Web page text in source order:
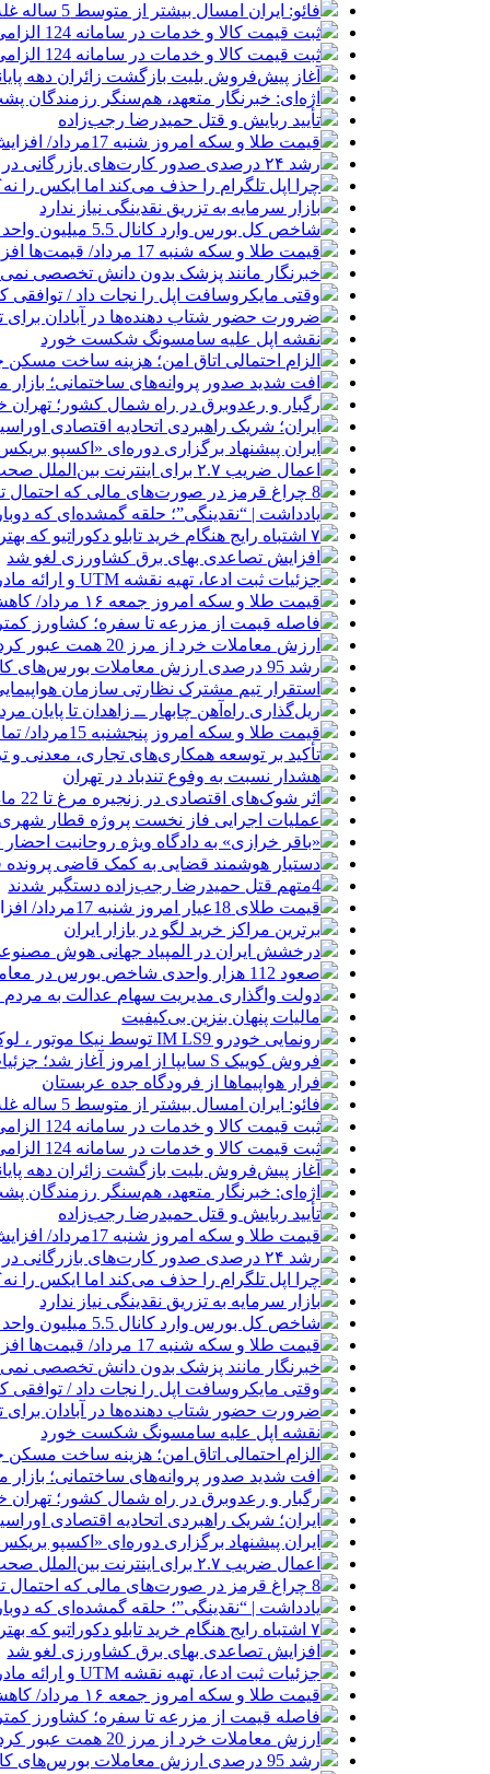
فائو: ایران امسال بیشتر از متوسط 5 ساله غله تولید می‌کند
ثبت قیمت کالا و خدمات در سامانه 124 الزامی شد
ثبت قیمت کالا و خدمات در سامانه 124 الزامی شد
آغاز پیش‌فروش بلیت بازگشت زائران دهه
اژه‌ای: خبرنگار متعهد، هم‌سنگر رزمندگان
تأیید ربایش و قتل حمیدرضا رجب‌زاده
قیمت طلا و سکه امروز شنبه 17مرداد/ افزایش همه قیمت ها + جدول و جزئیات
رشد ۲۴ درصدی صدور کارت‌های بازرگانی در گرگان
چرا اپل تلگرام را حذف می‌کند اما ایکس را
بازار سرمایه به تزریق نقدینگی نیاز ندارد
شاخص کل بورس وارد کانال 5.5 میلیون واحد شد
قیمت طلا و سکه شنبه 17 مرداد/ قیمت‌ها افزایشی
خبرنگار مانند پزشک بدون دانش تخصصی
وقتی مایکروسافت اپل را نجات داد /
ضرورت حضور شتاب ‌دهنده‌ها در آبادان
نقشه اپل علیه سامسونگ شکست خورد
الزام احتمالی اتاق امن؛ هزینه ساخت مسکن
افت شدید صدور پروانه‌های ساختمانی؛
رگبار و رعدوبرق در راه شمال کشور؛
ایران؛ شریک راهبردی اتحادیه اقتصادی
ایران پیشنهاد برگزاری دوره‌ای «اکسپو
اعمال ضریب ۲.۷ برای اینترنت بین‌الملل صحت دارد؟ / واکنش سازمان تنظیم مقررات
8 چراغ قرمز در صورت‌های مالی که احتمال تقلب را آشکار می‌کند
یادداشت | “نقدینگی”؛ حلقه گمشده‌ای که
۷ اشتباه رایج هنگام خرید تابلو دکوراتیو که بهتر است مرتکب نشوید
افزایش تصاعدی بهای برق کشاورزی لغو شد
جزئیات ثبت ادعا، تهیه نقشه UTM و ارائه مادر سند اعلام شد
قیمت طلا و سکه امروز جمعه ۱۶ مرداد/ کاهش قیمت ها+ جدول و جزییات
فاصله قیمت از مزرعه تا سفره؛ کشاورز
ارزش معاملات خرد از مرز 20 همت عبور کرد
رشد 95 درصدی ارزش معاملات بورس‌های کالایی
استقرار تیم مشترک نظارتی سازمان
ریل‌گذاری راه‌آهن چابهار ــ زاهدان تا پایان
قیمت طلا و سکه امروز پنجشنبه 15مرداد/ تمام قیمت ها بر مدار افزایش + جدول
تأکید بر توسعه همکاری‌های تجاری، معدنی و
هشدار نسبت به وفوع تندباد در تهران
اثر شوک‌های اقتصادی در زنجیره مرغ تا 22 ماه باقی می‌ماند
عملیات اجرایی فاز نخست پروژه قطار
«باقر خرازی» به دادگاه ویژه روحانیت
دستیار هوشمند قضایی به کمک قاضی پرونده
4متهم قتل حمیدرضا رجب‌زاده دستگیر شدند
قیمت طلای 18عیار امروز شنبه 17مرداد/ افزایش قیمت + جدول و جزئیات
برترین مراکز خرید لگو در بازار ایران
درخشش ایران در المپیاد جهانی هوش
صعود 112 هزار واحدی شاخص بورس در معاملات امروز
دولت واگذاری مدیریت سهام عدالت به مردم
مالیات پنهان بنزین بی‌کیفیت
رونمایی خودرو IM LS9 توسط نیکا موتور ، لوکس ترین شاسی بلند EREV در ایران
فروش کوییک S سایپا از امروز آغاز شد؛ جزئیات ثبت‌نام و شرایط
فرار هواپیماها از فرودگاه جده عربستان
فائو: ایران امسال بیشتر از متوسط 5 ساله غله تولید می‌کند
ثبت قیمت کالا و خدمات در سامانه 124 الزامی شد
ثبت قیمت کالا و خدمات در سامانه 124 الزامی شد
آغاز پیش‌فروش بلیت بازگشت زائران دهه
اژه‌ای: خبرنگار متعهد، هم‌سنگر رزمندگان
تأیید ربایش و قتل حمیدرضا رجب‌زاده
قیمت طلا و سکه امروز شنبه 17مرداد/ افزایش همه قیمت ها + جدول و جزئیات
رشد ۲۴ درصدی صدور کارت‌های بازرگانی در گرگان
چرا اپل تلگرام را حذف می‌کند اما ایکس را
بازار سرمایه به تزریق نقدینگی نیاز ندارد
شاخص کل بورس وارد کانال 5.5 میلیون واحد شد
قیمت طلا و سکه شنبه 17 مرداد/ قیمت‌ها افزایشی
خبرنگار مانند پزشک بدون دانش تخصصی
وقتی مایکروسافت اپل را نجات داد /
ضرورت حضور شتاب ‌دهنده‌ها در آبادان
نقشه اپل علیه سامسونگ شکست خورد
الزام احتمالی اتاق امن؛ هزینه ساخت مسکن
افت شدید صدور پروانه‌های ساختمانی؛
رگبار و رعدوبرق در راه شمال کشور؛
ایران؛ شریک راهبردی اتحادیه اقتصادی
ایران پیشنهاد برگزاری دوره‌ای «اکسپو
اعمال ضریب ۲.۷ برای اینترنت بین‌الملل صحت دارد؟ / واکنش سازمان تنظیم مقررات
8 چراغ قرمز در صورت‌های مالی که احتمال تقلب را آشکار می‌کند
یادداشت | “نقدینگی”؛ حلقه گمشده‌ای که
۷ اشتباه رایج هنگام خرید تابلو دکوراتیو که بهتر است مرتکب نشوید
افزایش تصاعدی بهای برق کشاورزی لغو شد
جزئیات ثبت ادعا، تهیه نقشه UTM و ارائه مادر سند اعلام شد
قیمت طلا و سکه امروز جمعه ۱۶ مرداد/ کاهش قیمت ها+ جدول و جزییات
فاصله قیمت از مزرعه تا سفره؛ کشاورز
ارزش معاملات خرد از مرز 20 همت عبور کرد
رشد 95 درصدی ارزش معاملات بورس‌های کالایی